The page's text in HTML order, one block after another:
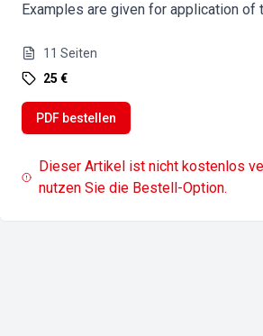
Examples are given for application of
11 Seiten
25 €
PDF bestellen
Dieser Artikel ist nicht kostenlos
nutzen Sie die Bestell-Option.